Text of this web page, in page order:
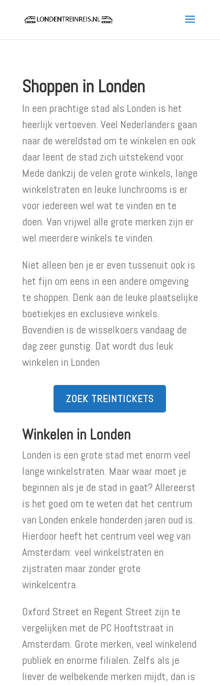
Shoppen in Londen
In een prachtige stad als Londen is het
heerlijk vertoeven. Veel Nederlanders gaan
naar de wereldstad om te winkelen en ook
daar leent de stad zich uitstekend voor.
Mede dankzij de velen grote winkels, lange
winkelstraten en leuke lunchrooms is er
voor iedereen wel wat te vinden en te
doen. Van vrijwel alle grote merken zijn er
wel meerdere winkels te vinden.
Niet alleen ben je er even tussenuit ook is
het fijn om eens in een andere omgeving
te shoppen. Denk aan de leuke plaatselijke
boetiekjes en exclusieve winkels.
Bovendien is de wisselkoers vandaag de
dag zeer gunstig. Dat wordt dus leuk
winkelen in Londen
ZOEK TREINTICKETS
Winkelen in Londen
Londen is een grote stad met enorm veel
lange winkelstraten. Maar waar moet je
beginnen als je de stad in gaat? Allereerst
is het goed om te weten dat het centrum
van Londen enkele honderden jaren oud is.
Hierdoor heeft het centrum veel weg van
Amsterdam: veel winkelstraten en
zijstraten maar zonder grote
winkelcentra.
Oxford Street en Regent Street zijn te
vergelijken met de PC Hooftstraat in
Amsterdam. Grote merken, veel winkelend
publiek en enorme filialen. Zelfs als je
liever de welbekende merken mijdt, dan is